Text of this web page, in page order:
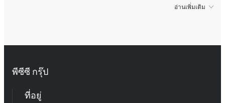
อ่านเพิ่มเติม
พีซีซี กรุ๊ป
ที่อยู่